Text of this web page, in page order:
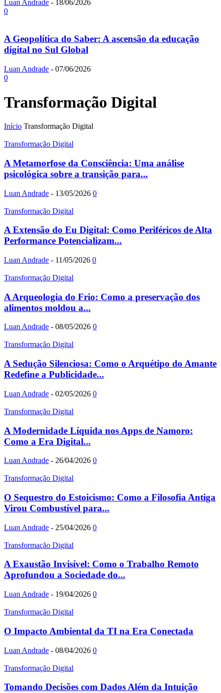
Luan Andrade - 18/06/2026
0
A Geopolítica do Saber: A ascensão da educação
digital no Sul Global
Luan Andrade - 07/06/2026
0
Transformação Digital
Início Transformação Digital
Transformação Digital
A Metamorfose da Consciência: Uma análise
psicológica sobre a transição para...
Luan Andrade - 13/05/2026 0
Transformação Digital
A Extensão do Eu Digital: Como Periféricos de Alta
Performance Potencializam...
Luan Andrade - 11/05/2026 0
Transformação Digital
A Arqueologia do Frio: Como a preservação dos
alimentos moldou a...
Luan Andrade - 08/05/2026 0
Transformação Digital
A Sedução Silenciosa: Como o Arquétipo do Amante
Redefine a Publicidade...
Luan Andrade - 02/05/2026 0
Transformação Digital
A Modernidade Líquida nos Apps de Namoro:
Como a Era Digital...
Luan Andrade - 26/04/2026 0
Transformação Digital
O Sequestro do Estoicismo: Como a Filosofia Antiga
Virou Combustível para...
Luan Andrade - 25/04/2026 0
Transformação Digital
A Exaustão Invisível: Como o Trabalho Remoto
Aprofundou a Sociedade do...
Luan Andrade - 19/04/2026 0
Transformação Digital
O Impacto Ambiental da TI na Era Conectada
Luan Andrade - 08/04/2026 0
Transformação Digital
Tomando Decisões com Dados Além da Intuição